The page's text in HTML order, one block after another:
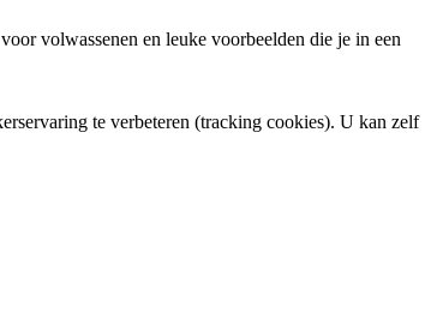
volwassenen en leuke voorbeelden die je in een
te verbeteren (tracking cookies). U kan zelf